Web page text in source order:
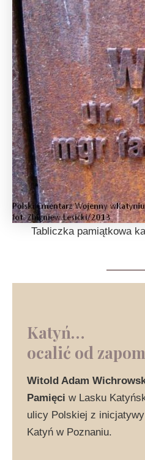
Tabliczka pamiątkowa
Katyń…
ocalić od
Witold Adam
Pamięci w Lasku
ulicy Polskiej z
Katyń w Poznaniu.